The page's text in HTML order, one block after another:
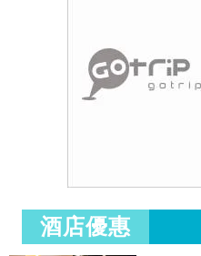
酒店優惠